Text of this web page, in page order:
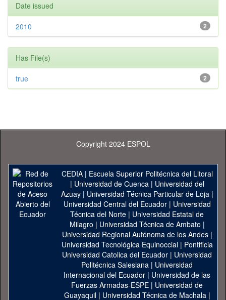
Date issued
2
2010
Has File(s)
2
true
Copyright 2024 ESPOL
CEDIA| Escuela Superior Politécnica del Litoral
| Universidad de Cuenca| Universidad del
Azuay| Universidad Técnica Particular de Loja|
Universidad Central del Ecuador| Universidad
Técnica del Norte | Universidad Estatal de
Milagro | Universidad Técnica de Ambato |
Universidad Regional Autónoma de los Andes|
Universidad Tecnológica Equinoccial| Pontificia
Universidad Catolica del Ecuador | Universidad
Politécnica Salesiana | Universidad
Internacional del Ecuador | Universidad de las
Fuerzas Armadas-ESPE | Universidad de
Guayaquil| Universidad Técnica de Machala|